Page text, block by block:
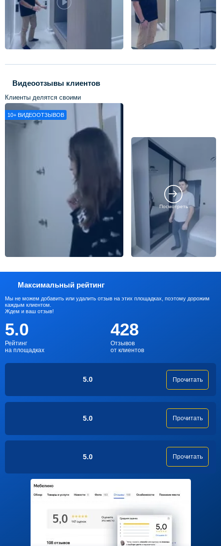
Видеоотзывы клиентов
Клиенты делятся своими
впечатлениями о нашей работе
10+ ВИДЕООТЗЫВОВ
Посмотреть
Максимальный рейтинг
Мы не можем добавить или удалить отзыв на этих площадках, поэтому дорожим
каждым клиентом.
Ждем и ваш отзыв!
5.0
Рейтинг
на площадках
428
Отзывов
от клиентов
5.0 Прочитать
5.0 Прочитать
5.0 Прочитать